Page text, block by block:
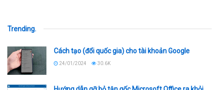
Trending.
Cách tạo (đổi quốc gia) cho tài khoản Google
24/01/2024 30.6K